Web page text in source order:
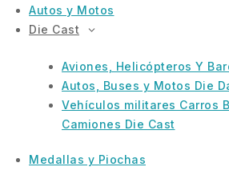
Autos y Motos
Die Cast
Aviones, Helicópteros Y
Autos, Buses y Motos Die
Vehículos militares Carros
Camiones Die Cast
Medallas y Piochas